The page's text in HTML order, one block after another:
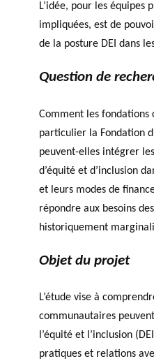
L’idée, pour les équipes
impliquées, est de
de la posture DEI dans
Question de
Comment les fondations
particulier la Fondation
peuvent-elles intégrer
d’équité et d’inclusion
et leurs modes de
répondre aux besoins
historiquement
Objet du projet
L’étude vise à
communautaires
l’équité et l’inclusion
pratiques et relations